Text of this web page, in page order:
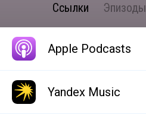
Ссылки Эпизоды
Apple Podcasts
Yandex Music